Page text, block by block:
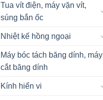
Tua vít điện, máy vặn vít,
súng bắn ốc
Nhiệt kế hồng ngoại
Máy bóc tách băng dính, máy
cắt băng dính
Kính hiển vi